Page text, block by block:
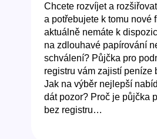
Chcete rozvíjet a
a potřebujete k tomu nové
aktuálně nemáte k
na zdlouhavé papírování
schválení? Půjčka pro
registru vám zajistí peníze
Jak na výběr nejlepší
dát pozor? Proč je půjčka
bez registru…